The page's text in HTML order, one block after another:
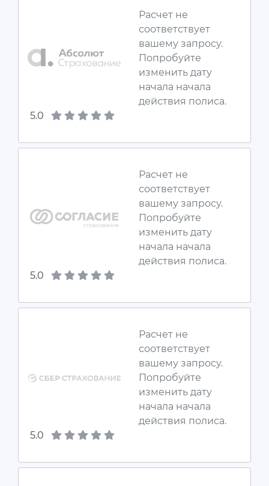
Расчет не
соответствует
вашему запросу.
Попробуйте
изменить дату
начала начала
действия полиса.
5.0
Расчет не
соответствует
вашему запросу.
Попробуйте
изменить дату
начала начала
действия полиса.
5.0
Расчет не
соответствует
вашему запросу.
Попробуйте
изменить дату
начала начала
действия полиса.
5.0